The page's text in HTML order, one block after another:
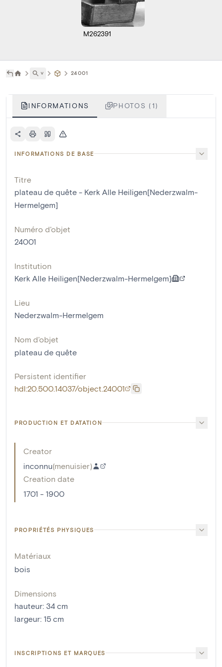
M262391
˅ 24001
INFORMATIONS PHOTOS (1)
INFORMATIONS DE BASE
Titre
plateau de quête - Kerk Alle Heiligen[Nederzwalm-
Hermelgem]
Numéro d'objet
24001
Institution
Kerk Alle Heiligen[Nederzwalm-Hermelgem]
Lieu
Nederzwalm-Hermelgem
Nom d'objet
plateau de quête
Persistent identifier
hdl:20.500.14037/object.24001
PRODUCTION ET DATATION
Creator
inconnu(menuisier)
Creation date
1701 - 1900
PROPRIÉTÉS PHYSIQUES
Matériaux
bois
Dimensions
hauteur: 34 cm
largeur: 15 cm
INSCRIPTIONS ET MARQUES